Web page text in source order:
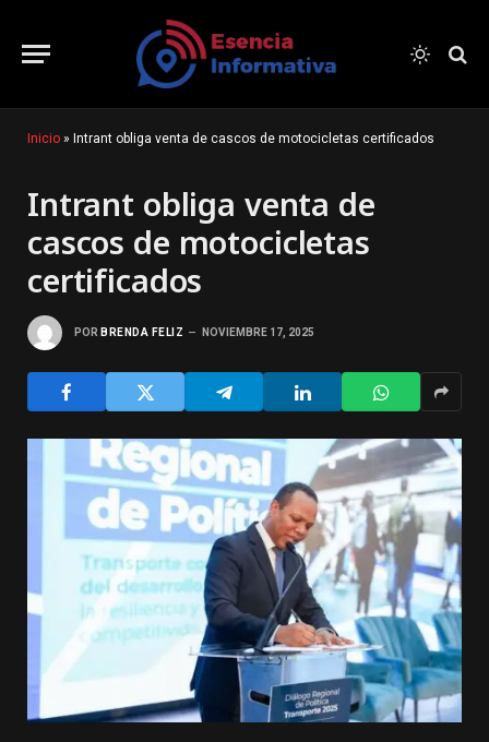
Inicio » Intrant obliga venta de cascos de motocicletas certificados
Intrant obliga venta de
cascos de motocicletas
certificados
POR BRENDA FELIZ NOVIEMBRE 17, 2025